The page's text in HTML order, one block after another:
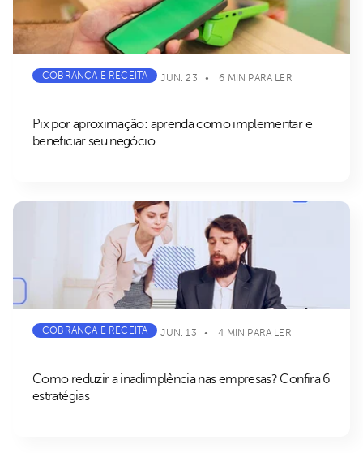
COBRANÇA E RECEITA JUN. 23 6 MIN PARA LER
Pix por aproximação: aprenda como implementar e
beneficiar seu negócio
COBRANÇA E RECEITA JUN. 13 4 MIN PARA LER
Como reduzir a inadimplência nas empresas? Confira 6
estratégias